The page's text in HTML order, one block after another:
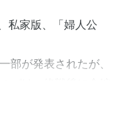
私家版、「婦人公
部が発表されたが、
づけ、終戦後に全編